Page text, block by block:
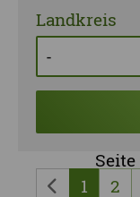
Landkreis
Seite
1 2